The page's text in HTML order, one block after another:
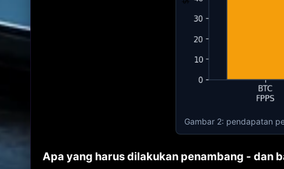
Gambar 2: pendapatan
Apa yang harus dilakukan penambang - dan